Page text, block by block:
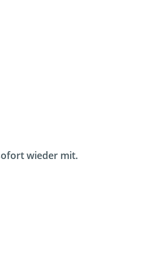
wieder mit.